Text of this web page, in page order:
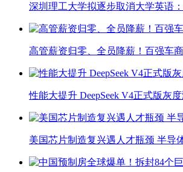
深圳理工大学拟逐步取消大学英语
高管薪资归零、全员降薪！百强车
性能大提升 DeepSeek V4正式版灰
美国芯片制造复兴遇人才瓶颈 半导